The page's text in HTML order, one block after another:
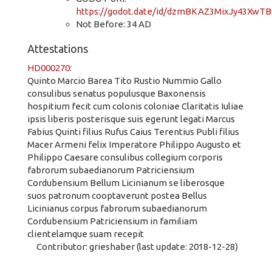
https://godot.date/id/
Not Before: 34 AD
Attestations
HD000270:
Quinto Marcio Barea Tito Rustio Nummio Gallo
consulibus senatus populusque Baxonensis
hospitium fecit cum colonis coloniae Claritatis Iuliae
ipsis liberis posterisque suis egerunt legati Marcus
Fabius Quinti filius Rufus Caius Terentius Publi filius
Macer Armeni felix Imperatore Philippo Augusto et
Philippo Caesare consulibus collegium corporis
fabrorum subaedianorum Patriciensium
Cordubensium Bellum Licinianum se liberosque
suos patronum cooptaverunt postea Bellus
Licinianus corpus fabrorum subaedianorum
Cordubensium Patriciensium in familiam
clientelamque suam recepit
Contributor: grieshaber (last update: 2018-12-28)